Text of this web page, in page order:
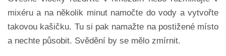
mixéru a na několik minut namočte do vody a vytvořte
takovou kašičku. Tu si pak namažte na postižené místo
a nechte působit. Svědění by se mělo zmírnit.